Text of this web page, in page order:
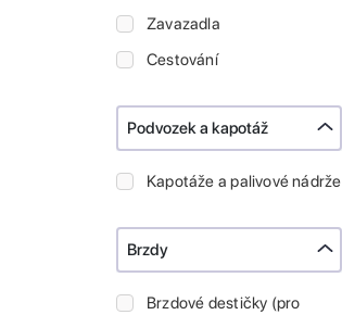
Zavazadla
Cestování
Podvozek a kapotáž
Kapotáže a palivové nádrže
Brzdy
Brzdové destičky (pro